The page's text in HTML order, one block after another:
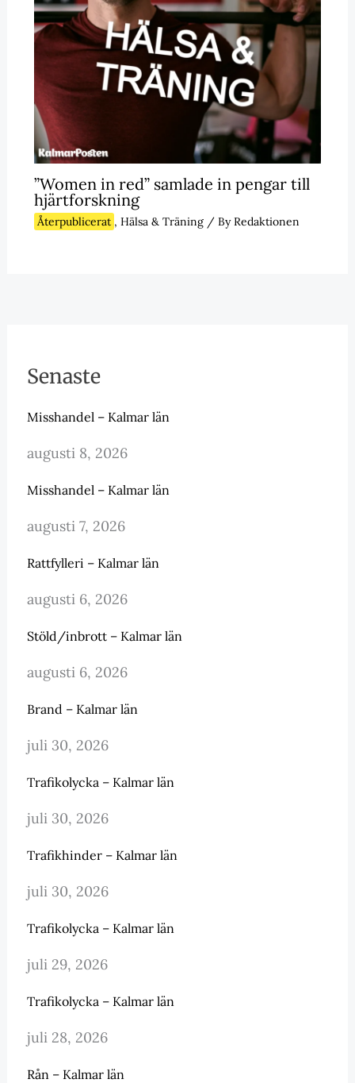
”Women in red” samlade in pengar till
hjärtforskning
Återpublicerat , Hälsa & Träning/ ByRedaktionen
Senaste
Misshandel – Kalmar län
augusti 8, 2026
Misshandel – Kalmar län
augusti 7, 2026
Rattfylleri – Kalmar län
augusti 6, 2026
Stöld/inbrott – Kalmar län
augusti 6, 2026
Brand – Kalmar län
juli 30, 2026
Trafikolycka – Kalmar län
juli 30, 2026
Trafikhinder – Kalmar län
juli 30, 2026
Trafikolycka – Kalmar län
juli 29, 2026
Trafikolycka – Kalmar län
juli 28, 2026
Rån – Kalmar län